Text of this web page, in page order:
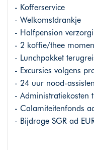
- Kofferservice
- Welkomstdrankje
- Halfpension
- 2 koffie/thee
- Lunchpakket
- Excursies volgens
- 24 uur nood-
- Administratiekosten
- Calamiteitenfonds
- Bijdrage SGR ad